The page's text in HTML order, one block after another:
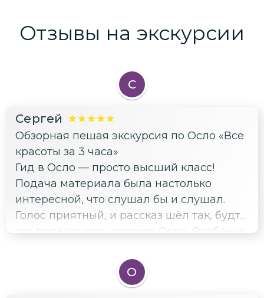
Отзывы на экскурсии
С
Сергей
Обзорная пешая экскурсия по Осло «Все
красоты за 3 часа»
Гид в Осло — просто высший класс!
Подача материала была настолько
интересной, что слушал бы и слушал.
Голос приятный, и рассказ шёл так, будто
это подкаст про историю Осло. Особенно
историческом контексте, погружая нас в
прошлое города. Рекомендую всем, кто
О